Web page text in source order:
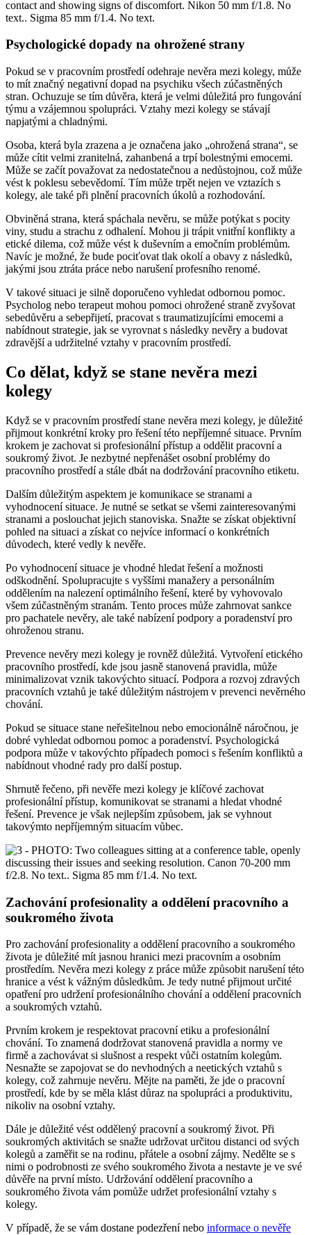
Psychologické dopady na ohrožené strany
Pokud se v pracovním prostředí odehraje nevěra mezi kolegy, může
to mít značný negativní dopad na psychiku všech zúčastněných
stran. Ochuzuje se tím důvěra, která je velmi důležitá pro fungování
týmu a vzájemnou spolupráci. Vztahy mezi kolegy se stávají
napjatými a chladnými.
Osoba, která byla zrazena a je označena jako „ohrožená strana“, se
může cítit velmi zranitelná, zahanbená a trpí bolestnými emocemi.
Může se začít považovat za nedostatečnou a nedůstojnou, což může
vést k poklesu sebevědomí. Tím může trpět nejen ve vztazích s
kolegy, ale také při plnění pracovních úkolů a rozhodování.
Obviněná strana, která spáchala nevěru, se může potýkat s pocity
viny, studu a strachu z odhalení. Mohou ji trápit vnitřní konflikty a
etické dilema, což může vést k duševním a emočním problémům.
Navíc je možné, že bude pociťovat tlak okolí a obavy z následků,
jakými jsou ztráta práce nebo narušení profesního renomé.
V takové situaci je silně doporučeno vyhledat odbornou pomoc.
Psycholog nebo terapeut mohou pomoci ohrožené straně zvyšovat
sebedůvěru a sebepřijetí, pracovat s traumatizujícími emocemi a
nabídnout strategie, jak se vyrovnat s následky nevěry a budovat
zdravější a udržitelné vztahy v pracovním prostředí.
Co dělat, když se stane nevěra mezi
kolegy
Když se v pracovním prostředí stane nevěra mezi kolegy, je důležité
přijmout konkrétní kroky pro řešení této nepříjemné situace. Prvním
krokem je zachovat si profesionální přístup a oddělit pracovní a
soukromý život. Je nezbytné nepřenášet osobní problémy do
pracovního prostředí a stále dbát na dodržování pracovního etiketu.
Dalším důležitým aspektem je komunikace se stranami a
vyhodnocení situace. Je nutné se setkat se všemi zainteresovanými
stranami a poslouchat jejich stanoviska. Snažte se získat objektivní
pohled na situaci a získat co nejvíce informací o konkrétních
důvodech, které vedly k nevěře.
Po vyhodnocení situace je vhodné hledat řešení a možnosti
odškodnění. Spolupracujte s vyššími manažery a personálním
oddělením na nalezení optimálního řešení, které by vyhovovalo
všem zúčastněným stranám. Tento proces může zahrnovat sankce
pro pachatele nevěry, ale také nabízení podpory a poradenství pro
ohroženou stranu.
Prevence nevěry mezi kolegy je rovněž důležitá. Vytvoření etického
pracovního prostředí, kde jsou jasně stanovená pravidla, může
minimalizovat vznik takovýchto situací. Podpora a rozvoj zdravých
pracovních vztahů je také důležitým nástrojem v prevenci nevěrného
chování.
Pokud se situace stane neřešitelnou nebo emocionálně náročnou, je
dobré vyhledat odbornou pomoc a poradenství. Psychologická
podpora může v takovýchto případech pomoci s řešením konfliktů a
nabídnout vhodné rady pro další postup.
Shrnutě řečeno, při nevěře mezi kolegy je klíčové zachovat
profesionální přístup, komunikovat se stranami a hledat vhodné
řešení. Prevence je však nejlepším způsobem, jak se vyhnout
takovýmto nepříjemným situacím vůbec.
Zachování profesionality a oddělení pracovního a
soukromého života
Pro zachování profesionality a oddělení pracovního a soukromého
života je důležité mít jasnou hranici mezi pracovním a osobním
prostředím. Nevěra mezi kolegy z práce může způsobit narušení této
hranice a vést k vážným důsledkům. Je tedy nutné přijmout určité
opatření pro udržení profesionálního chování a oddělení pracovních
a soukromých vztahů.
Prvním krokem je respektovat pracovní etiku a profesionální
chování. To znamená dodržovat stanovená pravidla a normy ve
firmě a zachovávat si slušnost a respekt vůči ostatním kolegům.
Nesnažte se zapojovat se do nevhodných a neetických vztahů s
kolegy, což zahrnuje nevěru. Mějte na paměti, že jde o pracovní
prostředí, kde by se měla klást důraz na spolupráci a produktivitu,
nikoliv na osobní vztahy.
Dále je důležité vést oddělený pracovní a soukromý život. Při
soukromých aktivitách se snažte udržovat určitou distanci od svých
kolegů a zaměřit se na rodinu, přátele a osobní zájmy. Nedělte se s
nimi o podrobnosti ze svého soukromého života a nestavte je ve své
důvěře na první místo. Udržování oddělení pracovního a
soukromého života vám pomůže udržet profesionální vztahy s
kolegy.
V případě, že se vám dostane podezření nebo informace o nevěře